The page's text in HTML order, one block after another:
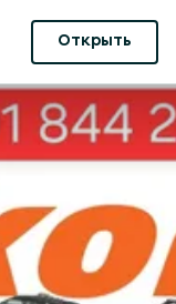
Открыть